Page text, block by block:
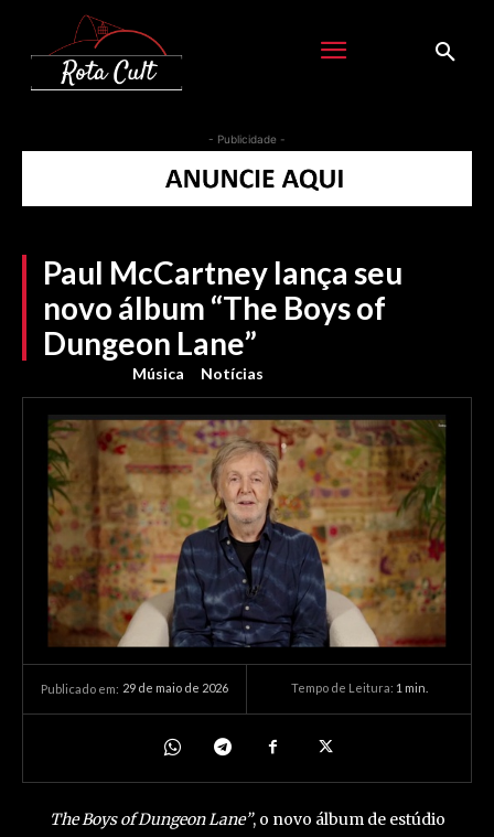
- Publicidade -
Paul McCartney lança seu
novo álbum “The Boys of
Dungeon Lane”
Música Notícias
Publicado em: 29 de maio de 2026 Tempo de Leitura: 1 min.
The Boys of Dungeon Lane”, o novo álbum de estúdio